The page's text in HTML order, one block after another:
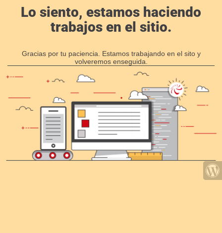
Lo siento, estamos haciendo
trabajos en el sitio.
Gracias por tu paciencia. Estamos trabajando en el sito y
volveremos enseguida.